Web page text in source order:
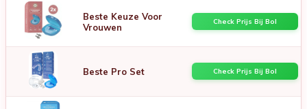
Beste Keuze Voor
Vrouwen
Check Prijs Bij Bol
Beste Pro Set Check Prijs Bij Bol